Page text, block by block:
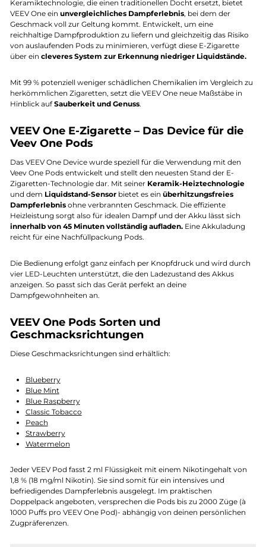
Keramiktechnologie, die einen traditionellen Docht ersetzt, bietet
VEEV One ein unvergleichliches Dampferlebnis, bei dem der
Geschmack voll zur Geltung kommt. Entwickelt, um eine
reichhaltige Dampfproduktion zu liefern und gleichzeitig das Risiko
von auslaufenden Pods zu minimieren, verfügt diese E-Zigarette
über ein cleveres System zur Erkennung niedriger Liquidstände.
Mit 99 % potenziell weniger schädlichen Chemikalien im Vergleich zu
herkömmlichen Zigaretten, setzt die VEEV One neue Maßstäbe in
Hinblick aufSauberkeit und Genuss.
VEEV One E-Zigarette – Das Device für die
Veev One Pods
Das VEEV One Device wurde speziell für die Verwendung mit den
Veev One Pods entwickelt und stellt den neuesten Stand der E-
Zigaretten-Technologie dar. Mit seiner Keramik-Heiztechnologie
und dem Liquidstand-Sensor bietet es ein überhitzungsfreies
Dampferlebnis ohne verbrannten Geschmack. Die effiziente
Heizleistung sorgt also für idealen Dampf und der Akku lässt sich
innerhalb von 45 Minuten vollständig aufladen. Eine Akkuladung
reicht für eine Nachfüllpackung Pods.
Die Bedienung erfolgt ganz einfach per Knopfdruck und wird durch
vier LED-Leuchten unterstützt, die den Ladezustand des Akkus
anzeigen. So passt sich das Gerät perfekt an deine
Dampfgewohnheiten an.
VEEV One Pods Sorten und
Geschmacksrichtungen
Diese Geschmacksrichtungen sind erhältlich:
Blueberry
Blue Mint
Blue Raspberry
Classic Tobacco
Peach
Strawberry
Watermelon
Jeder VEEV Pod fasst 2 ml Flüssigkeit mit einem Nikotingehalt von
1,8 % (18 mg/ml Nikotin). Sie sind somit für ein intensives und
befriedigendes Dampferlebnis ausgelegt. Im praktischen
Doppelpack angeboten, versprechen die Pods bis zu 2000 Züge (à
1000 Puffs pro VEEV One Pod)- abhängig von deinen persönlichen
Zugpräferenzen.